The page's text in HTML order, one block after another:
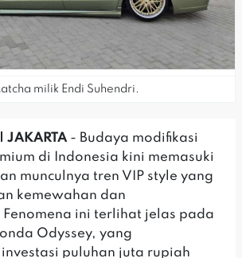
milik Endi Suhendri.
JAKARTA- Budaya modifikasi
di Indonesia kini memasuki
munculnya tren VIP style yang
kemewahan dan
ini terlihat jelas pada
Odyssey, yang
puluhan juta rupiah